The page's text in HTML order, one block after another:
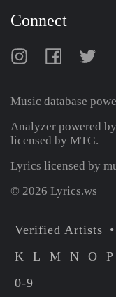
Connect
Music database
Analyzer powered
licensed by MTG.
Lyrics licensed by
© 2026 Lyrics.ws
Verified Artists
K
L M N O P
0-9